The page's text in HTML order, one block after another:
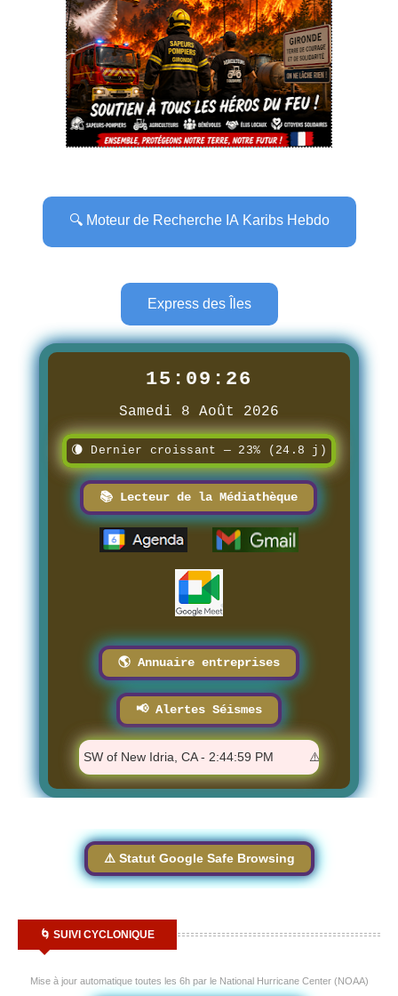
🔍 Moteur de Recherche IA Karibs Hebdo
Express des Îles
15:09:27
Samedi 8 Août 2026
🌘 Dernier croissant — 23% (24.8 j)
📚 Lecteur de la Médiathèque
🌎 Annuaire entreprises
📢 Alertes Séismes
- 22 km SW of New Idria, CA - 2:44:59 PM ⚠️ M 1.74 - 8 km
⚠️ Statut Google Safe Browsing
🌀 SUIVI CYCLONIQUE
Mise à jour automatique toutes les 6h par le National Hurricane Center (NOAA)